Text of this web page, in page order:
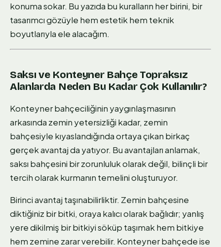
konuma sokar. Bu yazıda bu kuralların her birini, bir
tasarımcı gözüyle hem estetik hem teknik
boyutlarıyla ele alacağım.
Saksı ve Konteyner Bahçe Topraksız
Alanlarda Neden Bu Kadar Çok Kullanılır?
Konteyner bahçeciliğinin yaygınlaşmasının
arkasında zemin yetersizliği kadar, zemin
bahçesiyle kıyaslandığında ortaya çıkan birkaç
gerçek avantaj da yatıyor. Bu avantajları anlamak,
saksı bahçesini bir zorunluluk olarak değil, bilinçli bir
tercih olarak kurmanın temelini oluşturuyor.
Birinci avantaj taşınabilirliktir. Zemin bahçesine
diktiğiniz bir bitki, oraya kalıcı olarak bağlıdır; yanlış
yere dikilmiş bir bitkiyi söküp taşımak hem bitkiye
hem zemine zarar verebilir. Konteyner bahçede ise